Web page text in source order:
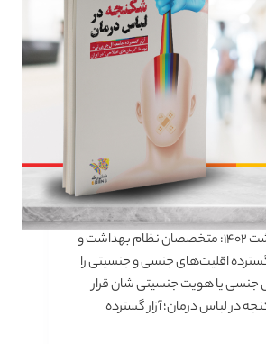
شش رنگ، ۲۷ اردیبهشت ۱۴۰۲: متخصصان نظام بهداشت و
گسترده اقلیت‌های جنسی و جنسیتی را
جنسی یا هویت جنسیتی شان قرار
در لباس درمان؛ آزار گسترده